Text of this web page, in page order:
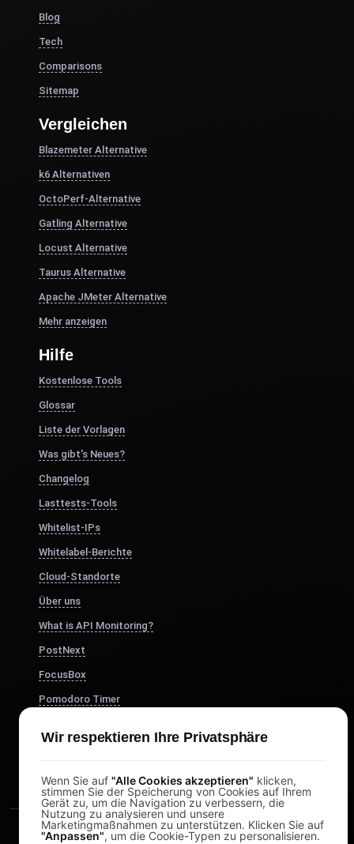
Blog
Tech
Comparisons
Sitemap
Vergleichen
Blazemeter Alternative
k6 Alternativen
OctoPerf-Alternative
Gatling Alternative
Locust Alternative
Taurus Alternative
Apache JMeter Alternative
Mehr anzeigen
Hilfe
Kostenlose Tools
Glossar
Liste der Vorlagen
Was gibt's Neues?
Changelog
Lasttests-Tools
Whitelist-IPs
Whitelabel-Berichte
Cloud-Standorte
Über uns
What is API Monitoring?
PostNext
FocusBox
Pomodoro Timer
DesignerBox
Wir respektieren Ihre Privatsphäre
Wenn Sie auf "Alle Cookies akzeptieren" klicken,
stimmen Sie der Speicherung von Cookies auf Ihrem
Gerät zu, um die Navigation zu verbessern, die
Nutzung zu analysieren und unsere
Marketingmaßnahmen zu unterstützen. Klicken Sie auf
"Anpassen", um die Cookie-Typen zu personalisieren.